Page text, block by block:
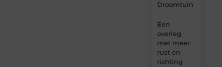
Droomtuin
Een
overleg
met meer
rust en
richting